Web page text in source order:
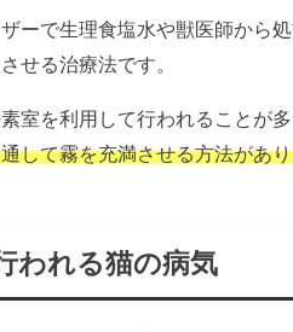
ーで生理食塩水や獣医師から
せる治療法です。
室を利用して行われることが多
して霧を充満させる方法があ
われる猫の病気